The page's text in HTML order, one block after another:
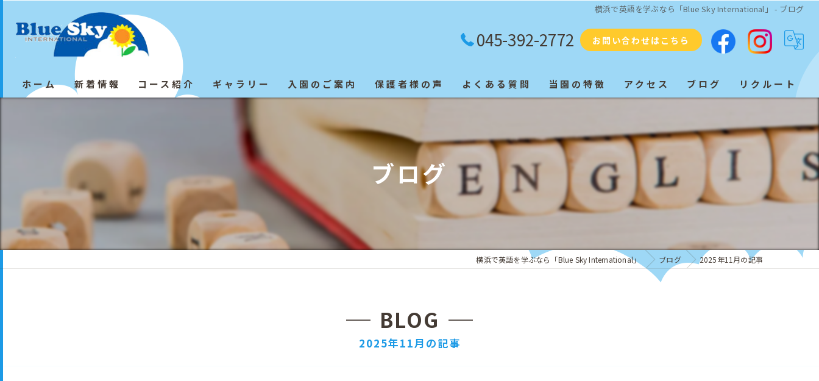
横浜で英語を学ぶなら「Blue Sky International」 - ブログ
045-392-2772 お問い合わせはこちら
ホーム 新着情報 コース紹介 ギャラリー 入園のご案内 保護者様の声 よくある質問 当園の特徴
ネイティブ
子ども
アクセス ブログ リクルート
ブログ
横浜で英語を学ぶなら「Blue Sky International」 ブログ 2025年11月の記事
BLOG
2025年11月の記事